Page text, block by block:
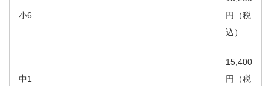
小6
円（税
込）
中1
15,400
円（税